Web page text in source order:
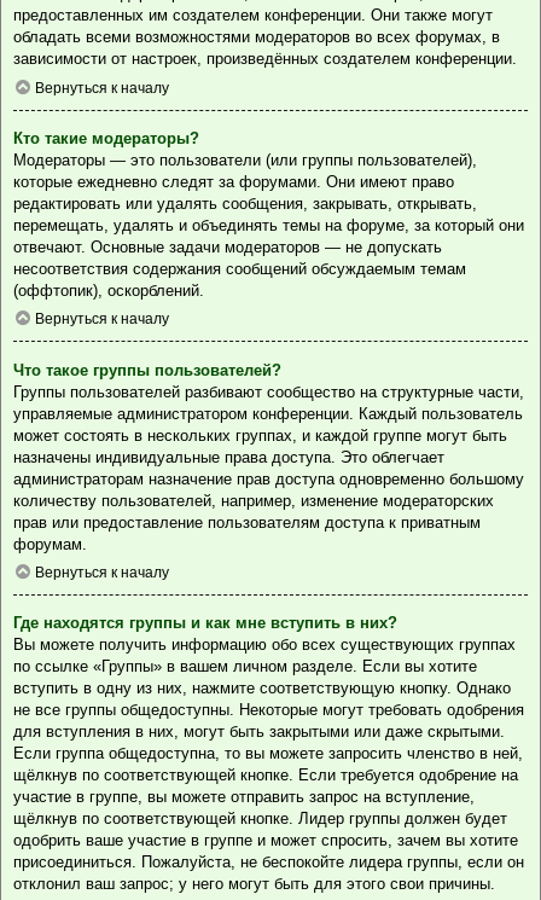
предоставленных им создателем конференции. Они также могут
обладать всеми возможностями модераторов во всех форумах, в
зависимости от настроек, произведённых создателем конференции.
Вернуться к началу
Кто такие модераторы?
Модераторы — это пользователи (или группы пользователей),
которые ежедневно следят за форумами. Они имеют право
редактировать или удалять сообщения, закрывать, открывать,
перемещать, удалять и объединять темы на форуме, за который они
отвечают. Основные задачи модераторов — не допускать
несоответствия содержания сообщений обсуждаемым темам
(оффтопик), оскорблений.
Вернуться к началу
Что такое группы пользователей?
Группы пользователей разбивают сообщество на структурные части,
управляемые администратором конференции. Каждый пользователь
может состоять в нескольких группах, и каждой группе могут быть
назначены индивидуальные права доступа. Это облегчает
администраторам назначение прав доступа одновременно большому
количеству пользователей, например, изменение модераторских
прав или предоставление пользователям доступа к приватным
форумам.
Вернуться к началу
Где находятся группы и как мне вступить в них?
Вы можете получить информацию обо всех существующих группах
по ссылке «Группы» в вашем личном разделе. Если вы хотите
вступить в одну из них, нажмите соответствующую кнопку. Однако
не все группы общедоступны. Некоторые могут требовать одобрения
для вступления в них, могут быть закрытыми или даже скрытыми.
Если группа общедоступна, то вы можете запросить членство в ней,
щёлкнув по соответствующей кнопке. Если требуется одобрение на
участие в группе, вы можете отправить запрос на вступление,
щёлкнув по соответствующей кнопке. Лидер группы должен будет
одобрить ваше участие в группе и может спросить, зачем вы хотите
присоединиться. Пожалуйста, не беспокойте лидера группы, если он
отклонил ваш запрос; у него могут быть для этого свои причины.